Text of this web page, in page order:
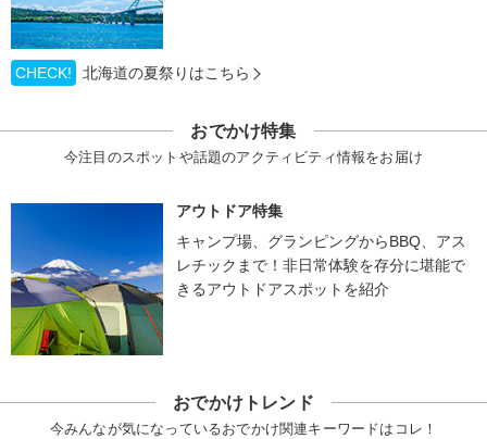
CHECK! 北海道の夏祭りはこちら
おでかけ特集
今注目のスポットや話題のアクティビティ情報をお届け
アウトドア特集
キャンプ場、グランピングからBBQ、アス
レチックまで！非日常体験を存分に堪能で
きるアウトドアスポットを紹介
おでかけトレンド
今みんなが気になっているおでかけ関連キーワードはコレ！